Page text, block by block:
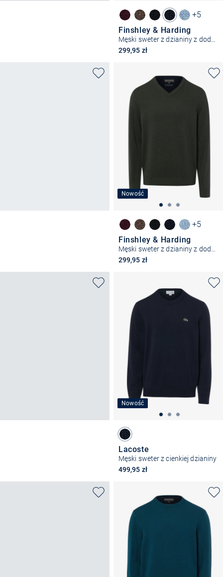
+5
Finshley & Harding
299,95 zł
Nowość
+5
Finshley & Harding
299,95 zł
Nowość
Lacoste
Męski sweter z cienkiej dzianiny
499,95 zł